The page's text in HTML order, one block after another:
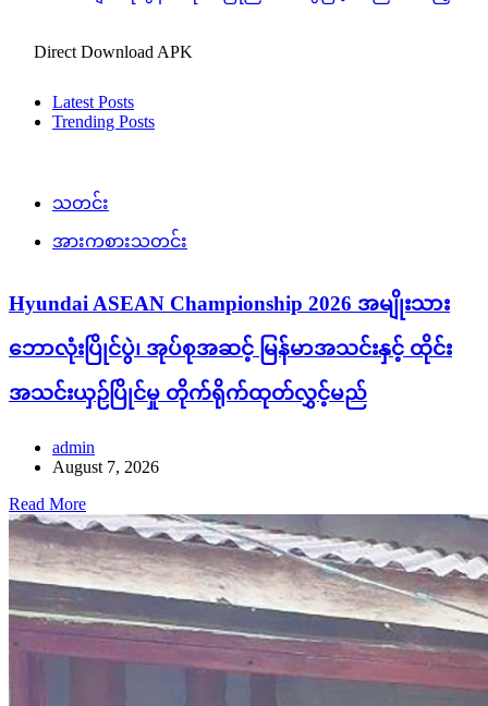
Direct Download APK
Latest Posts
Trending Posts
သတင်း
အားကစားသတင်း
Hyundai ASEAN Championship 2026 အမျိုးသား
ဘောလုံးပြိုင်ပွဲ၊ အုပ်စုအဆင့် မြန်မာအသင်းနှင့် ထိုင်း
အသင်းယှဉ်ပြိုင်မှု တိုက်ရိုက်ထုတ်လွှင့်မည်
admin
August 7, 2026
Read More